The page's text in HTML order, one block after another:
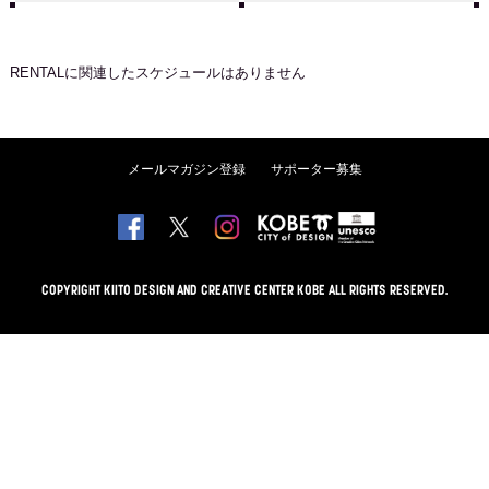
RENTAL に関連したスケジュールはありません
メールマガジン登録 サポーター募集
COPYRIGHT KIITO DESIGN AND CREATIVE CENTER KOBE ALL RIGHTS RESERVED.